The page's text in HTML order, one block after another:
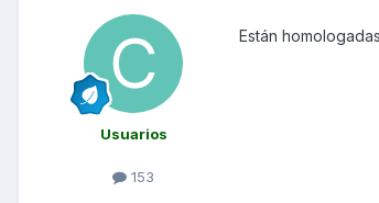
Usuarios
153
Están